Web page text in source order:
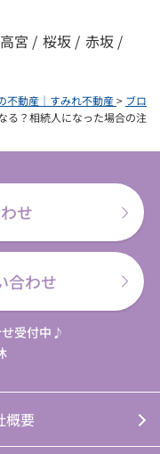
高宮 / 桜坂 / 赤坂 /
不動産｜すみれ不動産> ブロ
る？相続人になった場合の注
せ
合わせ
受付中♪
概要